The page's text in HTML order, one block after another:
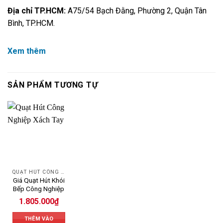
Địa chỉ TP.HCM: A75/54 Bạch Đằng, Phường 2, Quận Tân
Bình, TP.HCM.
Xem thêm
SẢN PHẨM TƯƠNG TỰ
Giá Quạt Hút Khói
Bếp Công Nghiệp
1.805.000₫
THÊM VÀO